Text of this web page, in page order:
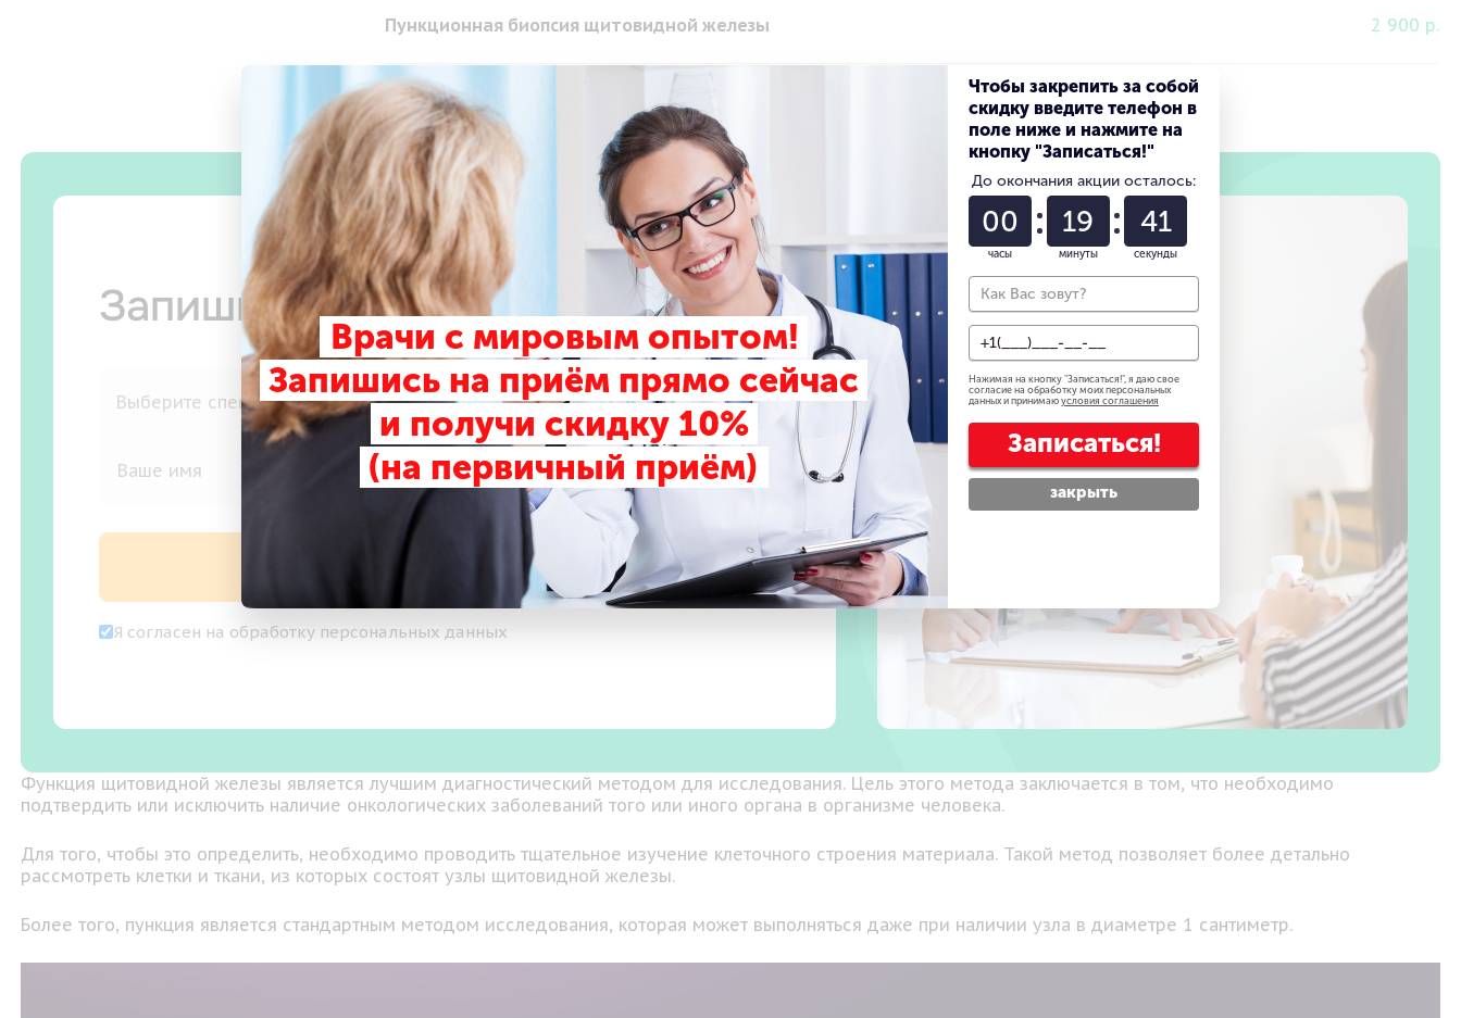
2 900 р.
Пункционная биопсия щитовидной железы
Запишитесь на приём
Записаться на прием
Я согласен на обработку персональных данных
Функция щитовидной железы является лучшим диагностический методом для исследования. Цель этого метода заключается в том, что необходимо
подтвердить или исключить наличие онкологических заболеваний того или иного органа в организме человека.
Для того, чтобы это определить, необходимо проводить тщательное изучение клеточного строения материала. Такой метод позволяет более детально
рассмотреть клетки и ткани, из которых состоят узлы щитовидной железы.
Более того, пункция является стандартным методом исследования, которая может выполняться даже при наличии узла в диаметре 1 сантиметр.
Врачи с мировым опытом!
Запишись на приём прямо сейчас
и получи скидку 10%
(на первичный приём)
Чтобы закрепить за собой
скидку введите телефон в
поле ниже и нажмите на
кнопку "Записаться!"
До окончания акции осталось:
00
часы
19
минуты
40
секунды
Нажимая на кнопку "Записаться!", я даю свое
согласие на обработку моих персональных
данных и принимаю условия соглашения
Записаться!
закрыть